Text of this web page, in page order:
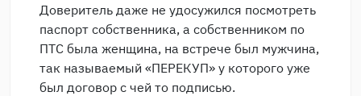
Доверитель даже не удосужился посмотреть
паспорт собственника, а собственником по
ПТС была женщина, на встрече был мужчина,
так называемый «ПЕРЕКУП» у которого уже
был договор с чей то подписью.